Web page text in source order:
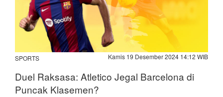
SPORTS Kamis 19 Desember 2024 14:12 WIB
Duel Raksasa: Atletico Jegal Barcelona di
Puncak Klasemen?